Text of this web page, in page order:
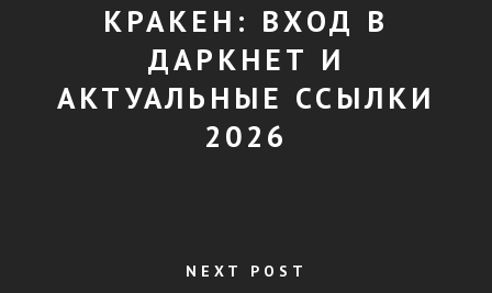
КРАКЕН: ВХОД В
ДАРКНЕТ И
АКТУАЛЬНЫЕ ССЫЛКИ
2026
NEXT POST